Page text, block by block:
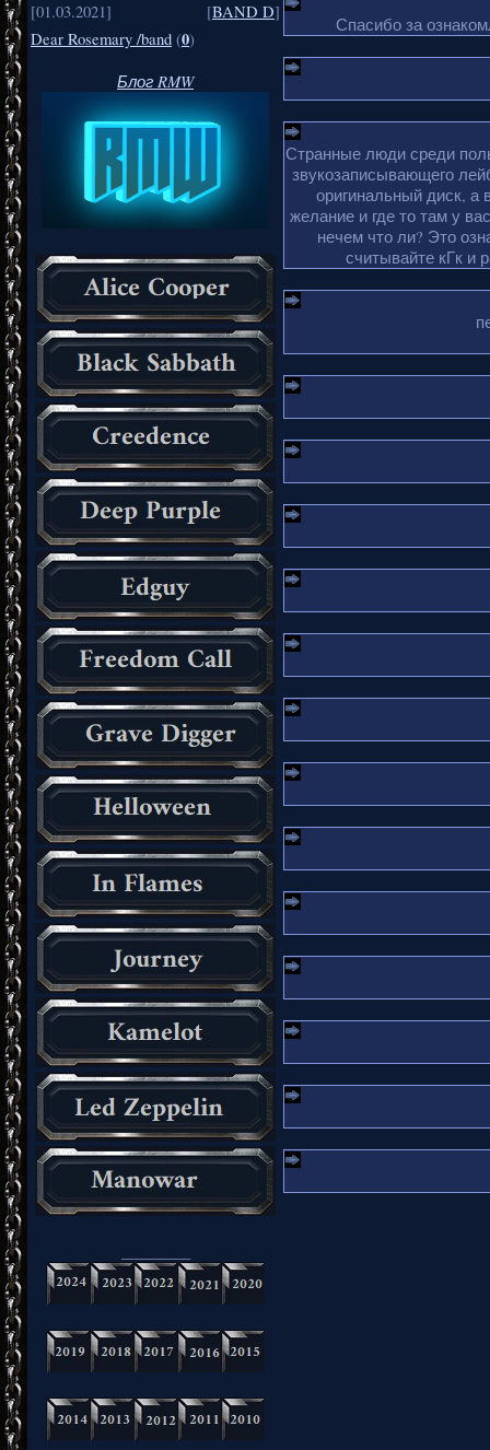
[01.03.2021]
[BAND D]
Dear Rosemary /band (0)
Блог RMW
Спасибо за
Странные люди среди
звукозаписывающего
оригинальный диск, а
желание и где то там у
нечем что ли? Это
считывайте кГк и